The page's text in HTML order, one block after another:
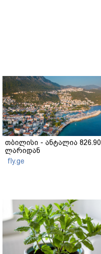
თბილისი - ანტალია 826.90
ლარიდან
fly.ge